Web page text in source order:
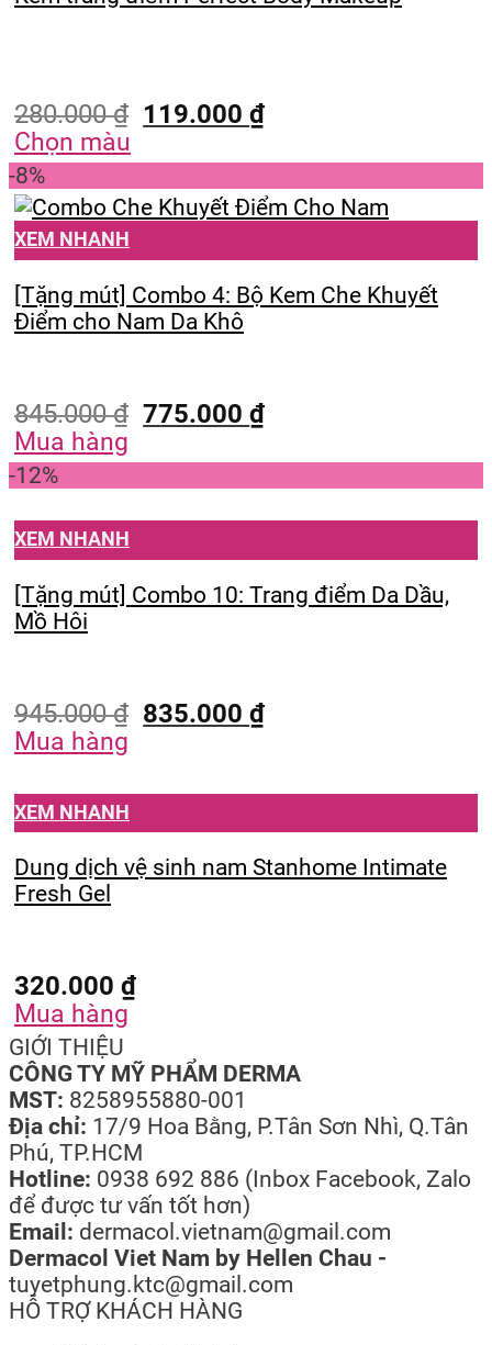
280.000₫ 119.000₫
Chọn màu
-8%
XEM NHANH
[Tặng mút] Combo 4: Bộ Kem Che Khuyết
Điểm cho Nam Da Khô
845.000₫ 775.000₫
Mua hàng
-12%
XEM NHANH
[Tặng mút] Combo 10: Trang điểm Da Dầu,
Mồ Hôi
945.000₫ 835.000₫
Mua hàng
XEM NHANH
Dung dịch vệ sinh nam Stanhome Intimate
Fresh Gel
320.000 ₫
Mua hàng
GIỚI THIỆU
CÔNG TY MỸ PHẨM DERMA
MST: 8258955880-001
Địa chỉ: 17/9 Hoa Bằng, P.Tân Sơn Nhì, Q.Tân
Phú, TP.HCM
Hotline: 0938 692 886 (Inbox Facebook, Zalo
để được tư vấn tốt hơn)
Email: dermacol.vietnam@gmail.com
Dermacol Viet Nam by Hellen Chau -
tuyetphung.ktc@gmail.com
HỖ TRỢ KHÁCH HÀNG